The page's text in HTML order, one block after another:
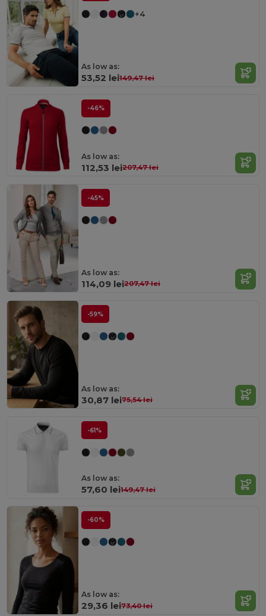
+4
As low as:
53,52 lei149,47 lei
-46%
As low as:
112,53 lei207,47 lei
-45%
As low as:
114,09 lei207,47 lei
-59%
As low as:
30,87 lei75,54 lei
-61%
As low as:
57,60 lei149,47 lei
-60%
As low as:
29,36 lei73,40 lei